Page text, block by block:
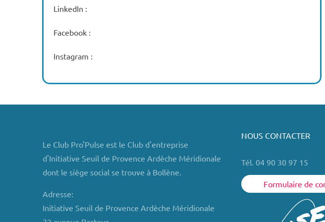
LinkedIn :
Facebook :
Instagram :
Le Club Pro'Pulse est le Club d'entreprise
d'Initiative Seuil de Provence Ardèche Méridionale
dont le siège social se trouve à Bollène.
Adresse:
Initiative Seuil de Provence Ardèche Méridionale
NOUS CONTACTER
Tél. 04 90 30 97 15
Formulaire de